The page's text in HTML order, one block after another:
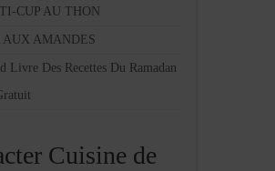
CUP AU THON
AUX AMANDES
Livre Des Recettes Du Ramadan
Cuisine de